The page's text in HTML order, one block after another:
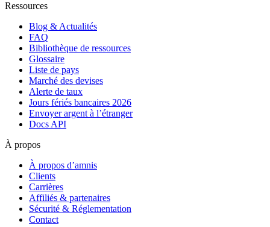
Ressources
Blog & Actualités
FAQ
Bibliothèque de ressources
Glossaire
Liste de pays
Marché des devises
Alerte de taux
Jours fériés bancaires 2026
Envoyer argent à l’étranger
Docs API
À propos
À propos d’amnis
Clients
Carrières
Affiliés & partenaires
Sécurité & Réglementation
Contact